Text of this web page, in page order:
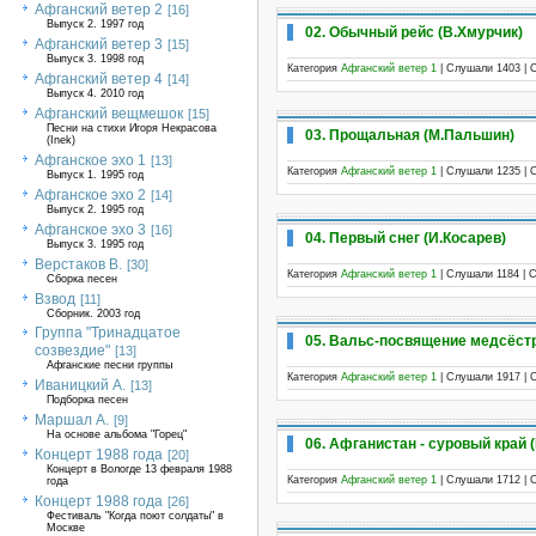
Афганский ветер 2 [16]
Выпуск 2. 1997 год
Афганский ветер 3 [15]
Выпуск 3. 1998 год
Афганский ветер 4 [14]
Выпуск 4. 2010 год
Афганский вещмешок [15]
Песни на стихи Игоря Некрасова
(Inek)
Афганское эхо 1 [13]
Выпуск 1. 1995 год
Афганское эхо 2 [14]
Выпуск 2. 1995 год
Афганское эхо 3 [16]
Выпуск 3. 1995 год
Верстаков В. [30]
Сборка песен
Взвод [11]
Сборник. 2003 год
Группа "Тринадцатое
созвездие" [13]
Афганские песни группы
Иваницкий А. [13]
Подборка песен
Маршал А. [9]
На основе альбома "Горец"
Концерт 1988 года [20]
Концерт в Вологде 13 февраля 1988
года
Концерт 1988 года [26]
Фестиваль "Когда поют солдаты" в
Москве
02. Обычный рейс (В.Хмурчик)
Категория Афганский ветер 1 | Слушали 1403 |
03. Прощальная (М.Пальшин)
Категория Афганский ветер 1 | Слушали 1235 |
04. Первый снег (И.Косарев)
Категория Афганский ветер 1 | Слушали 1184 |
05. Вальс-посвящение
Категория Афганский ветер 1 | Слушали 1917 |
06. Афганистан - суровый край
Категория Афганский ветер 1 | Слушали 1712 |